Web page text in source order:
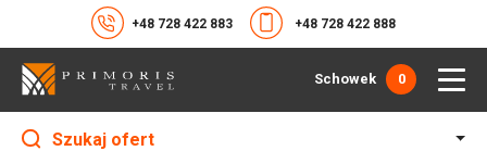
+48 728 422 883 +48 728 422 888
Schowek 0
Szukaj ofert